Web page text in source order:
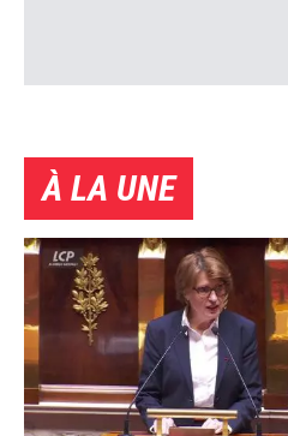
À LA UNE
Image